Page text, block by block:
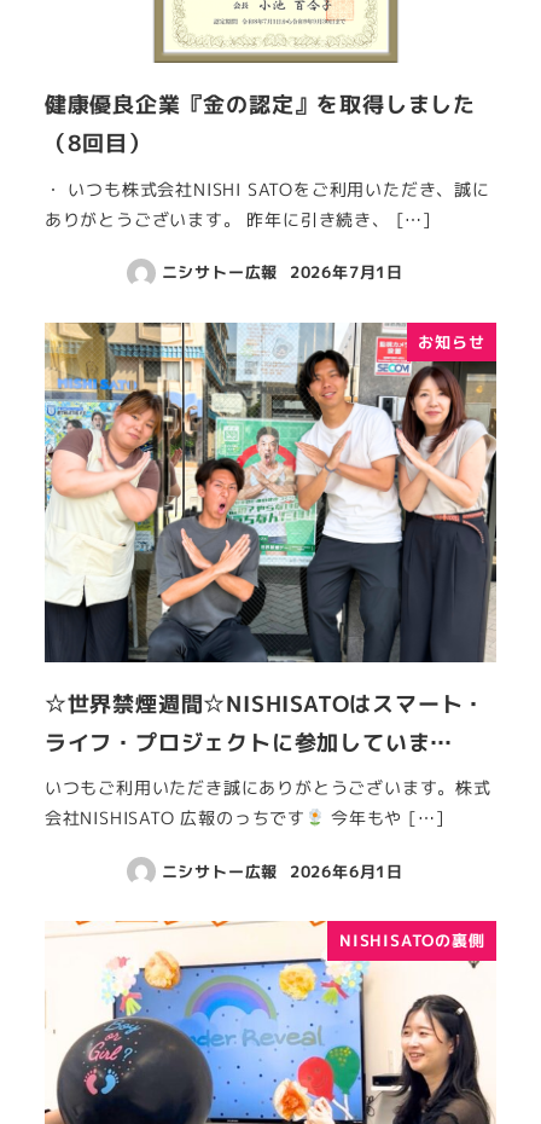
健康優良企業『金の認定』を取得しました
（8回目）
・ いつも株式会社NISHI SATOをご利用いただき、誠に
ありがとうございます。 昨年に引き続き、 […]
ニシサトー広報 2026年7月1日
お知らせ
☆世界禁煙週間☆NISHISATOはスマート・
ライフ・プロジェクトに参加していま…
いつもご利用いただき誠にありがとうございます。株式
会社NISHISATO 広報のっちです
今年もや […]
ニシサトー広報 2026年6月1日
NISHISATOの裏側